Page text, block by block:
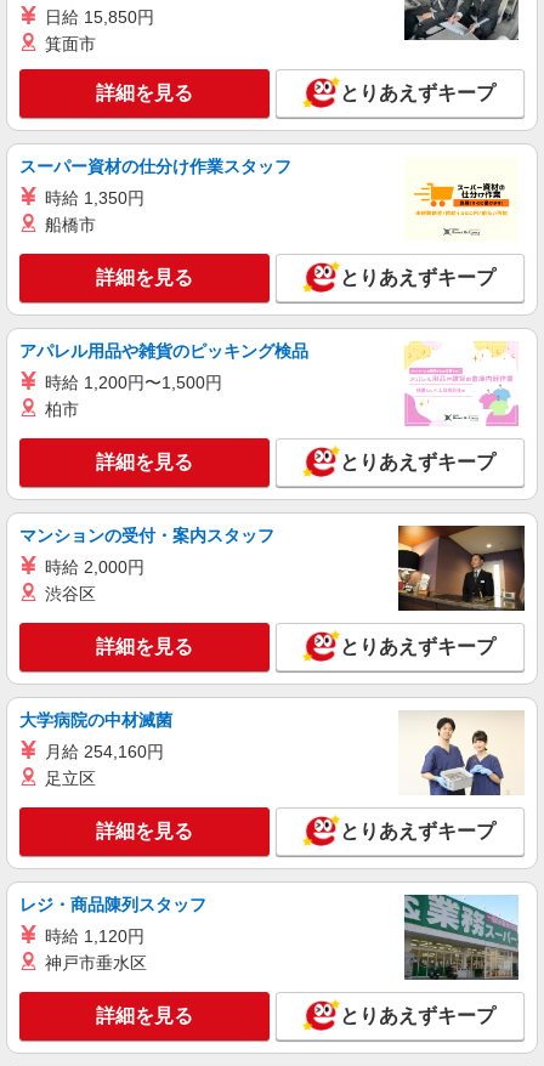
途支給）※試用期間明けから支給／特別手当 ※手
時にお尋ねください。 ＼入社３大特典キャンペー
ン実施中！／※詳細は備考欄にて
契約社員
REGAL SHOES 銀座数寄屋橋店
REGALの革靴の販売・接客スタッフ
月給219,500円〜225,500円 ※経験・能力に
ヶ月） 時給1,250円＋TOEIC手当（726点以上
5,000円／月、856点以上10,000円／月）
東京都中央区銀座4-2-12 銀座クリスタルビル
リーガルファクトリーストア八重洲店
靴の販売・接客スタッフ
月給214,500円〜215,500円 ※経験・能力に
よる ※試用期間（3〜6ヶ月※勤務内容による）は
東京都 中央区日本橋3-1-4 画廊ビル1・2Ｆ
キープ 詳細を見る
アルバイト パート
リベーチェ
［アルバイト］時給1,500円 ※経験・能力によ
り優遇します。
日本橋高島屋S.C. 新館： 東京都中央区日本
橋2-5-1
キープ 詳細を見る
契約社員
REGAL ヤエチカ
REGALの革靴の販売・接客スタッフ
月給214,500円〜215,500円 ※経験・能力に
よる ※試用期間（3〜6ヶ月※勤務内容による）は
東京都中央区八重洲2-1 八重洲地下街外堀地下
キープ 詳細を見る
日給 15,850円
箕面市
詳細を見る とりあえずキープ
スーパー資材の仕分け作業スタッフ
時給 1,350円
船橋市
詳細を見る とりあえずキープ
アパレル用品や雑貨のピッキング検品
時給 1,200円〜1,500円
柏市
詳細を見る とりあえずキープ
マンションの受付・案内スタッフ
時給 2,000円
渋谷区
詳細を見る とりあえずキープ
大学病院の中材滅菌
月給 254,160円
足立区
詳細を見る とりあえずキープ
レジ・商品陳列スタッフ
時給 1,120円
神戸市垂水区
詳細を見る とりあえずキープ